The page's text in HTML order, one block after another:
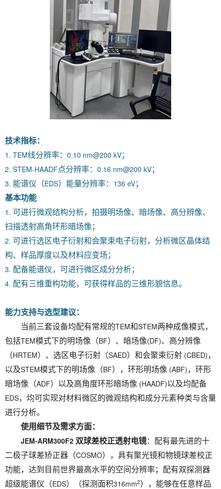
技术指标：
1. TEM线分辨率： 0.10 nm@200 kV；
2. STEM-HAADF点分辨率： 0.16 nm@200 kV；
3. 能谱仪（EDS）能量分辨率： 136 eV；
基本功能
1. 可进行微观结构分析，拍摄明场像、暗场像、高分辨像、
扫描透射高角环形暗场像；
2. 可进行选区电子衍射和会聚束电子衍射，分析微区晶体结
构、样品厚度以及材料应变场；
3. 配备能谱仪，可进行微区成分分析；
4. 配有三维重构功能，可获得样品的三维形貌信息。
能力支持与选型建议：
当前三套设备均配有常规的TEM和STEM两种成像模式，
包括TEM模式下的明场像（BF）、暗场像(DF)、高分辨像
（HRTEM）、选区电子衍射（SAED）和会聚束衍射 (CBED)，
以及STEM模式下的明场像（BF），环形明场像 (ABF)，环形
暗场像（ADF）以及高角度环形暗场像 (HAADF)以及均配备
EDS，均可实现对材料微区的微观结构和成分元素种类与含量
进行分析。
使用细节及需求方面：
JEM-ARM300F2 双球差校正透射电镜：配有最先进的十
二极子球差矫正器（COSMO），具有聚光镜和物镜球差校正
功能，达到目前世界最高水平的空间分辨率；配有双探测器
超级能谱仪（EDS）（探测面积316mm2），能够在任意样品